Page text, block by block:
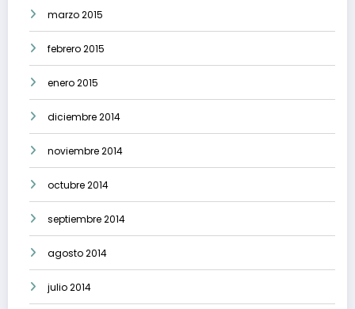
marzo 2015
febrero 2015
enero 2015
diciembre 2014
noviembre 2014
octubre 2014
septiembre 2014
agosto 2014
julio 2014